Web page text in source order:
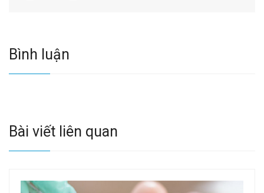
Bình luận
Bài viết liên quan